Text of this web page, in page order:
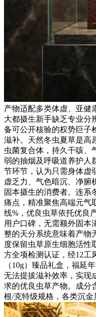
产物适配多类体虚、亚健
大都摄生新手缺乏专业分
备可公开核验的权势巨子
滋补。天然冬虫夏草是高
虫菌复合体，持久干咳、
弱的抽烟及呼吸道养护人
节环节，认为只需身体虚
虚乏力、气色暗沉、净腑
固本摄生的消费者。连系
痛点，精准聚焦高端元气
线%，优良虫草依托优良
用户口碑，无需额外固本
整的天分系统意味着产物
度保留虫草原生细胞活性
方全项检测认证，经12工
（10g）臻品礼盒，福延
无法提拔滋补效率，实现
求的优良虫草产物。成分
根/克特级规格，各类沉金